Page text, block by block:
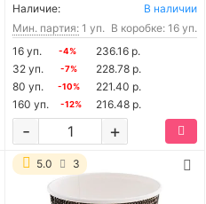
Наличие:
В наличии
Мин. партия: 1 уп. В коробке: 16 уп.
16 уп.
-4%
236.16 р.
32 уп.
-7%
228.78 р.
80 уп.
-10%
221.40 р.
160 уп.
-12% 216.48 р.
+
-
5.0 3